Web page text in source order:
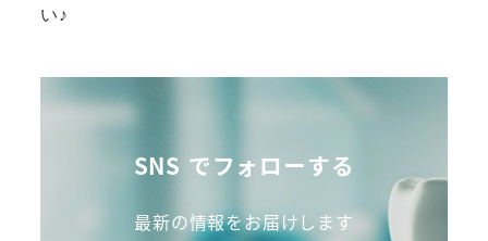
い♪
SNS でフォローする
最新の情報をお届けします